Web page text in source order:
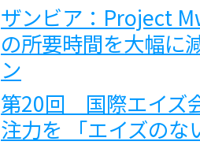
ザンビア：Project
の所要時間を大幅に
ン
第20回 国際エイズ
注力を 「エイズの